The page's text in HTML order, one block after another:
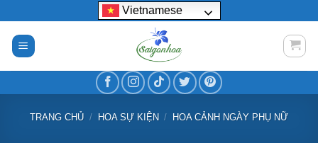
nội
dung
Vietnamese
TRANG CHỦ / HOA SỰ KIỆN / HOA CẢNH NGÀY PHỤ NỮ